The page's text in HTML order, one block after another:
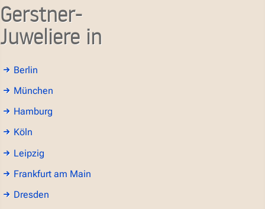
Gerstner-
Juweliere in
Berlin
München
Hamburg
Köln
Leipzig
Frankfurt am Main
Dresden